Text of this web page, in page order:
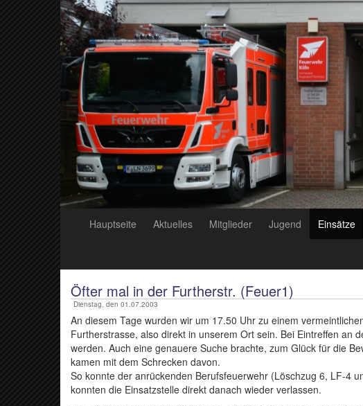
Hauptseite Aktuelles Mitglieder Jugend Einsätze
Öfter mal in der Furtherstr. (Feuer1)
Dienstag, den 01.07.2003
An diesem Tage wurden wir um 17.50 Uhr zu einem
Furtherstrasse, also direkt in unserem Ort sein. Bei Eintreffen an
werden. Auch eine genauere Suche brachte, zum Glück für die
kamen mit dem Schrecken davon.
So konnte der anrückenden Berufsfeuerwehr (Löschzug 6, LF-4
konnten die Einsatzstelle direkt danach wieder verlassen.